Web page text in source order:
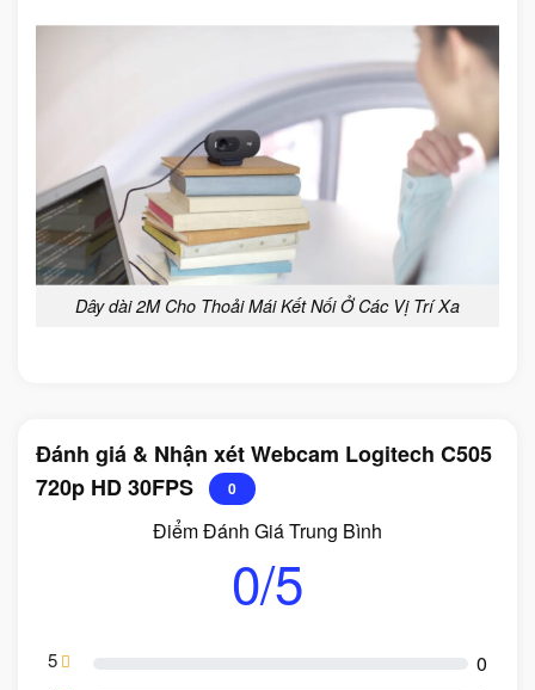
Dây dài 2M Cho Thoải Mái Kết Nối Ở Các Vị Trí Xa
Đánh giá & Nhận xét Webcam Logitech C505
720p HD 30FPS
0
Điểm Đánh Giá Trung Bình
0/5
5 0